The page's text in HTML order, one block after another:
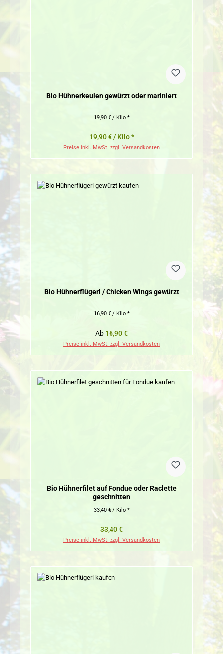
Bio Hühnerkeulen gewürzt oder mariniert
19,90 € / Kilo *
19,90 € / Kilo *
Preise inkl. MwSt. zzgl. Versandkosten
Bio Hühnerflügerl / Chicken Wings gewürzt
16,90 € / Kilo *
Regulärer Preis:
Ab 16,90 €
Preise inkl. MwSt. zzgl. Versandkosten
Bio Hühnerfilet auf Fondue oder Raclette
geschnitten
33,40 € / Kilo *
Regulärer Preis:
33,40 €
Preise inkl. MwSt. zzgl. Versandkosten